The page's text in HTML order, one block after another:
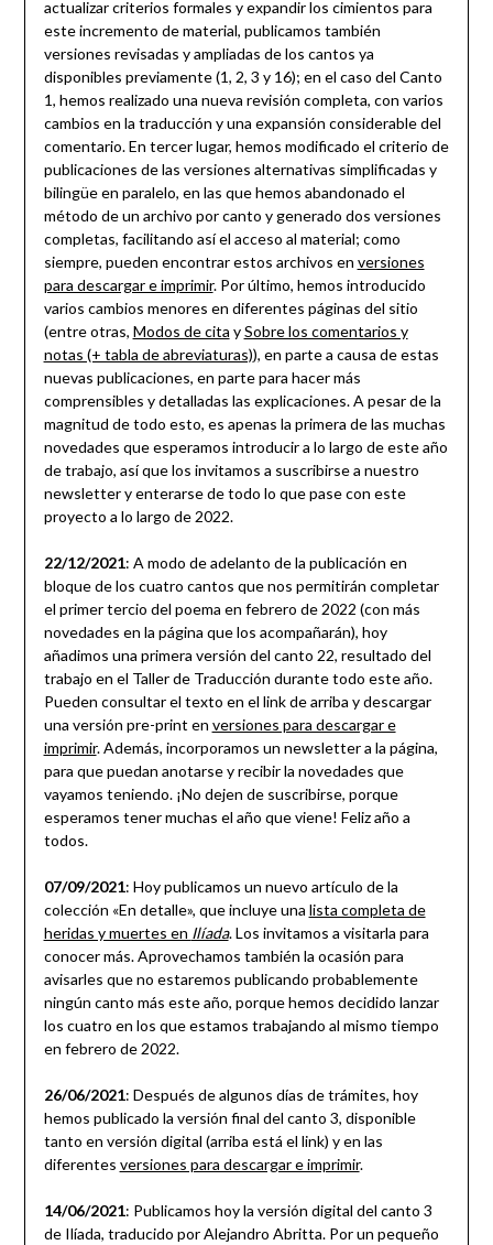
actualizar criterios formales y expandir los cimientos para
este incremento de material, publicamos también
versiones revisadas y ampliadas de los cantos ya
disponibles previamente (1, 2, 3 y 16); en el caso del Canto
1, hemos realizado una nueva revisión completa, con varios
cambios en la traducción y una expansión considerable del
comentario. En tercer lugar, hemos modificado el criterio de
publicaciones de las versiones alternativas simplificadas y
bilingüe en paralelo, en las que hemos abandonado el
método de un archivo por canto y generado dos versiones
completas, facilitando así el acceso al material; como
siempre, pueden encontrar estos archivos en versiones
para descargar e imprimir. Por último, hemos introducido
varios cambios menores en diferentes páginas del sitio
(entre otras, Modos de cita ySobre los comentarios y
notas (+ tabla de abreviaturas)), en parte a causa de estas
nuevas publicaciones, en parte para hacer más
comprensibles y detalladas las explicaciones. A pesar de la
magnitud de todo esto, es apenas la primera de las muchas
novedades que esperamos introducir a lo largo de este año
de trabajo, así que los invitamos a suscribirse a nuestro
newsletter y enterarse de todo lo que pase con este
proyecto a lo largo de 2022.
22/12/2021: A modo de adelanto de la publicación en
bloque de los cuatro cantos que nos permitirán completar
el primer tercio del poema en febrero de 2022 (con más
novedades en la página que los acompañarán), hoy
añadimos una primera versión del canto 22, resultado del
trabajo en el Taller de Traducción durante todo este año.
Pueden consultar el texto en el link de arriba y descargar
una versión pre-print en versiones para descargar e
imprimir. Además, incorporamos un newsletter a la página,
para que puedan anotarse y recibir la novedades que
vayamos teniendo. ¡No dejen de suscribirse, porque
esperamos tener muchas el año que viene! Feliz año a
todos.
07/09/2021: Hoy publicamos un nuevo artículo de la
colección «En detalle», que incluye una lista completa de
heridas y muertes en Ilíada. Los invitamos a visitarla para
conocer más. Aprovechamos también la ocasión para
avisarles que no estaremos publicando probablemente
ningún canto más este año, porque hemos decidido lanzar
los cuatro en los que estamos trabajando al mismo tiempo
en febrero de 2022.
26/06/2021: Después de algunos días de trámites, hoy
hemos publicado la versión final del canto 3, disponible
tanto en versión digital (arriba está el link) y en las
diferentes versiones para descargar e imprimir.
14/06/2021: Publicamos hoy la versión digital del canto 3
de Ilíada, traducido por Alejandro Abritta. Por un pequeño